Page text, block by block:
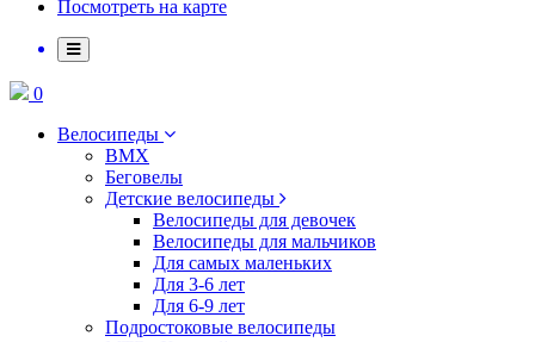
Посмотреть на карте
0
Велосипеды
BMX
Беговелы
Детские велосипеды
Велосипеды для девочек
Велосипеды для мальчиков
Для самых маленьких
Для 3-6 лет
Для 6-9 лет
Подростоковые велосипеды